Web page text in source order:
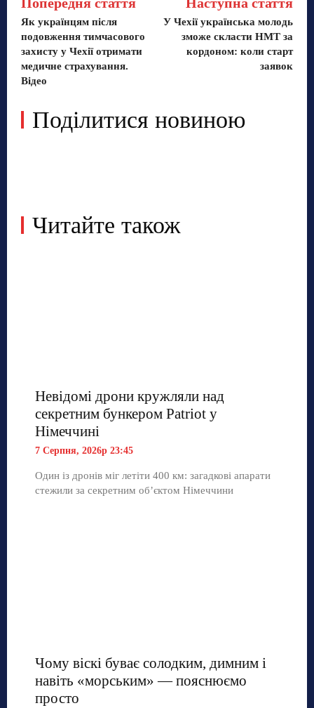
Як українцям після
подовження тимчасового
захисту у Чехії отримати
медичне страхування.
Відео
У Чехії українська молодь
зможе скласти НМТ за
кордоном: коли старт
заявок
Поділитися новиною
Читайте також
Невідомі дрони кружляли над
секретним бункером Patriot у
Німеччині
7 Серпня, 2026р 23:45
Один із дронів міг летіти 400 км: загадкові апарати
стежили за секретним об’єктом Німеччини
Чому віскі буває солодким, димним і
навіть «морським» — пояснюємо
просто